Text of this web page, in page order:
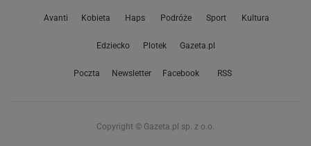
Avanti Kobieta Haps Podróże Sport Kultura
Edziecko Plotek Gazeta.pl
Poczta Newsletter Facebook RSS
Copyright © Gazeta.pl sp. z o.o.